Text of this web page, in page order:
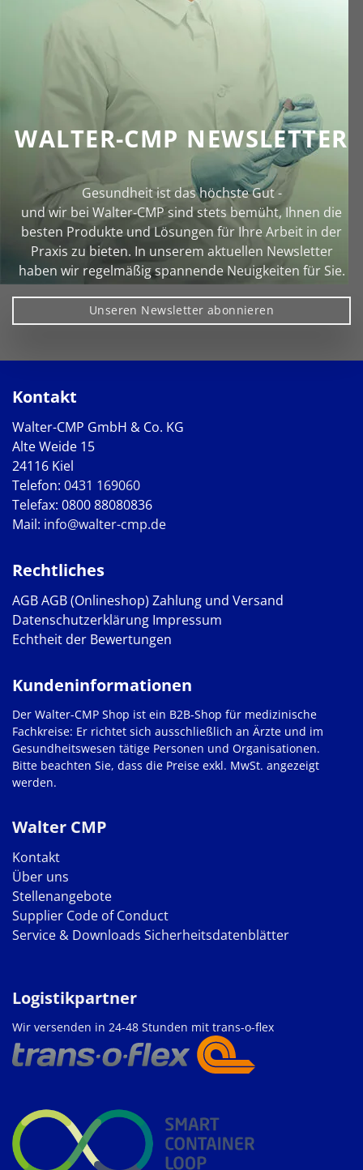
WALTER-CMP NEWSLETTER
Gesundheit ist das höchste Gut -
und wir bei Walter‑CMP sind stets bemüht, Ihnen die
besten Produkte und Lösungen für Ihre Arbeit in der
Praxis zu bieten. In unserem aktuellen Newsletter
haben wir regelmäßig spannende Neuigkeiten für Sie.
Unseren Newsletter abonnieren
Kontakt
Walter-CMP GmbH & Co. KG
Alte Weide 15
24116 Kiel
Telefon: 0431 169060
Telefax: 0800 88080836
Mail: info@walter-cmp.de
Rechtliches
AGBAGB (Onlineshop) Zahlung und Versand
Datenschutzerklärung Impressum
Echtheit der Bewertungen
Walter CMP
Kontakt
Über uns
Stellenangebote
Supplier Code of Conduct
Service & Downloads Sicherheitsdatenblätter
Kundeninformationen
Der Walter-CMP Shop ist ein B2B-Shop für medizinische
Fachkreise: Er richtet sich ausschließlich an Ärzte und im
Gesundheitswesen tätige Personen und Organisationen.
Bitte beachten Sie, dass die Preise exkl. MwSt. angezeigt
werden.
Logistikpartner
Wir versenden in 24-48 Stunden mit trans-o-flex